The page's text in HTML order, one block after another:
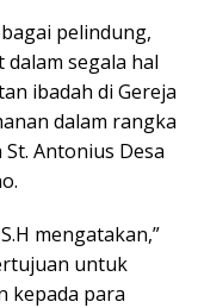
pelindung,
segala hal
ibadah di Gereja
dalam rangka
Antonius Desa
mengatakan,”
untuk
kepada para